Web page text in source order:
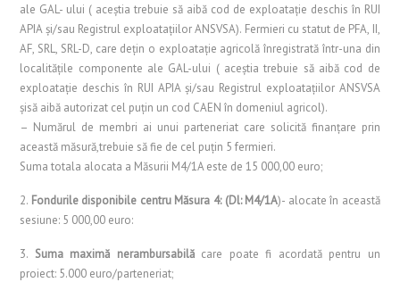
ale GAL- ului ( aceştia trebuie să aibă cod de exploataţie deschis în RUI
APIA şi/sau Registrul exploataţiilor ANSVSA). Fermieri cu statut de PFA, II,
AF, SRL, SRL-D, care deţin o exploataţie agricolă înregistrată într-una din
localităţile componente ale GAL-ului ( aceştia trebuie să aibă cod de
exploataţie deschis în RUI APIA şi/sau Registrul exploataţiilor ANSVSA
şisă aibă autorizat cel puţin un cod CAEN în domeniul agricol).
– Numărul de membri ai unui parteneriat care solicită finanţare prin
această măsură,trebuie să fie de cel puţin 5 fermieri.
Suma totala alocata a Măsurii M4/1A este de 15 000,00 euro;
2. Fondurile disponibile centru Măsura 4: (Dl: M4/1A)- alocate în această
sesiune: 5 000,00 euro:
3. Suma maximă nerambursabilăcare poate fi acordată pentru un
proiect: 5.000 euro/parteneriat;